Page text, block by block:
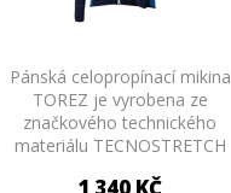
Pánská celopropínací mikina
TOREZ je vyrobena ze
značkového technického
materiálu TECNOSTRETCH